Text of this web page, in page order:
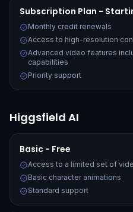
Subscription Plan -
Monthly credit renewals
Access to high-resolution
Advanced video features
capabilities
Priority support
Higgsfield AI
Basic - Free
Access to a limited set of
Basic character animations
Standard support